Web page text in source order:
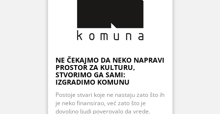
NE ČEKAJMO DA NEKO NAPRAVI
PROSTOR ZA KULTURU,
STVORIMO GA SAMI:
IZGRADIMO KOMUNU
Postoje stvari koje ne nastaju zato što ih
je neko finansirao, već zato što je
dovoljno ljudi poverovalo da vrede.